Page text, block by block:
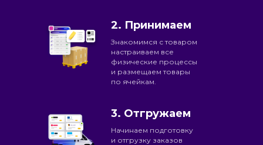
2. Принимаем
Знакомимся с товаром
настраиваем все
физические процессы
и размещаем товары
по ячейкам.
Начинаем подготовку
и отгрузку заказов
3. Отгружаем